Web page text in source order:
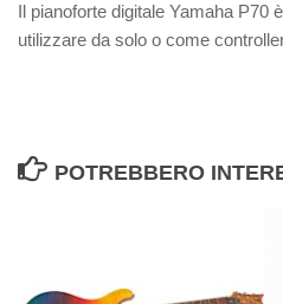
Il pianoforte digitale Yamaha P70
utilizzare da solo o come
POTREBBERO